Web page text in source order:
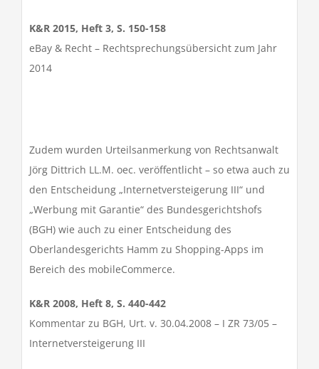
K&R 2015, Heft 3, S. 150-158
eBay & Recht – Rechtsprechungsübersicht zum Jahr
2014
Zudem wurden Urteilsanmerkung von Rechtsanwalt
Jörg Dittrich LL.M. oec. veröffentlicht – so etwa auch zu
den Entscheidung „Internetversteigerung III“ und
„Werbung mit Garantie“ des Bundesgerichtshofs
(BGH) wie auch zu einer Entscheidung des
Oberlandesgerichts Hamm zu Shopping-Apps im
Bereich des mobileCommerce.
K&R 2008, Heft 8, S. 440-442
Kommentar zu BGH, Urt. v. 30.04.2008 – I ZR 73/05 –
Internetversteigerung III